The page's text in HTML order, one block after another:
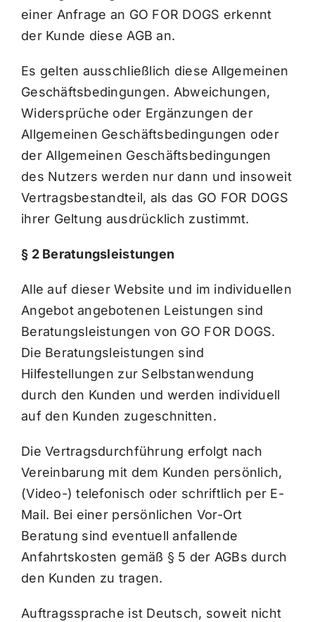
einer Anfrage an GO FOR DOGS erkennt
der Kunde diese AGB an.
Es gelten ausschließlich diese Allgemeinen
Geschäftsbedingungen. Abweichungen,
Widersprüche oder Ergänzungen der
Allgemeinen Geschäftsbedingungen oder
der Allgemeinen Geschäftsbedingungen
des Nutzers werden nur dann und insoweit
Vertragsbestandteil, als das GO FOR DOGS
ihrer Geltung ausdrücklich zustimmt.
§ 2 Beratungsleistungen
Alle auf dieser Website und im individuellen
Angebot angebotenen Leistungen sind
Beratungsleistungen von GO FOR DOGS.
Die Beratungsleistungen sind
Hilfestellungen zur Selbstanwendung
durch den Kunden und werden individuell
auf den Kunden zugeschnitten.
Die Vertragsdurchführung erfolgt nach
Vereinbarung mit dem Kunden persönlich,
(Video-) telefonisch oder schriftlich per E-
Mail. Bei einer persönlichen Vor-Ort
Beratung sind eventuell anfallende
Anfahrtskosten gemäß § 5 der AGBs durch
den Kunden zu tragen.
Auftragssprache ist Deutsch, soweit nicht